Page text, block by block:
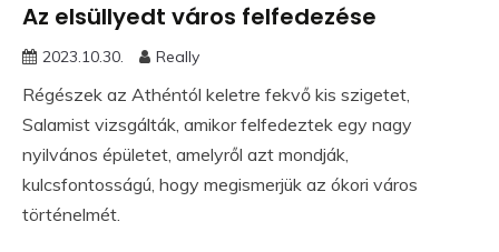
Az elsüllyedt város felfedezése
2023.10.30. Really
Régészek az Athéntól keletre fekvő kis szigetet,
Salamist vizsgálták, amikor felfedeztek egy nagy
nyilvános épületet, amelyről azt mondják,
kulcsfontosságú, hogy megismerjük az ókori város
történelmét.